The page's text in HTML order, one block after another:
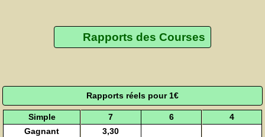
Rapports des Courses
Rapports réels pour 1€
Simple 7 6
4
Gagnant
3,30